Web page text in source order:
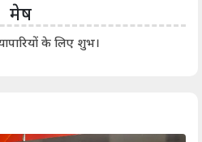
मेष
के लिए शुभ।